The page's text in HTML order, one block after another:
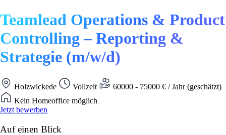
Teamlead Operations & Product
Controlling – Reporting &
Strategie (m/w/d)
Holzwickede Vollzeit
60000 - 75000 € / Jahr (geschätzt)
Kein Homeoffice möglich
Jetzt bewerben
Auf einen Blick